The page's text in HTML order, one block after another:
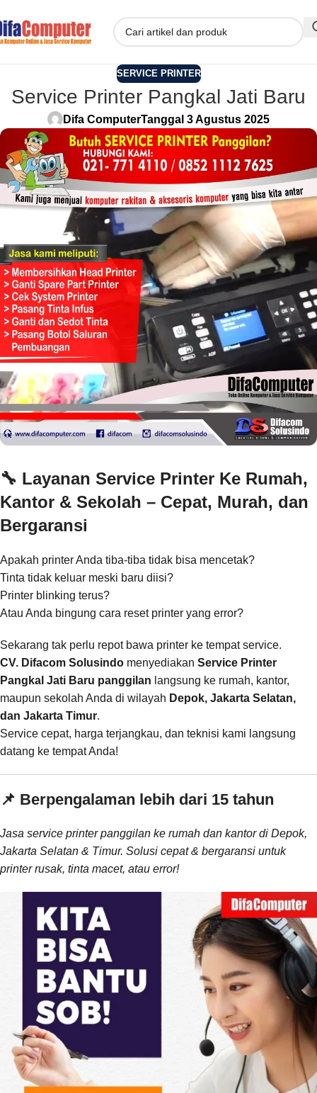
SERVICE PRINTER
Service Printer Pangkal Jati Baru
Difa ComputerTanggal 3 Agustus 2025
🔧 Layanan Service Printer Ke Rumah,
Kantor & Sekolah – Cepat, Murah, dan
Bergaransi
Apakah printer Anda tiba-tiba tidak bisa mencetak?
Tinta tidak keluar meski baru diisi?
Printer blinking terus?
Atau Anda bingung cara reset printer yang error?
Sekarang tak perlu repot bawa printer ke tempat service.
CV. Difacom Solusindo menyediakan Service Printer
Pangkal Jati Baru panggilan langsung ke rumah, kantor,
maupun sekolah Anda di wilayah Depok, Jakarta Selatan,
dan Jakarta Timur.
Service cepat, harga terjangkau, dan teknisi kami langsung
datang ke tempat Anda!
📌 Berpengalaman lebih dari 15 tahun
Jasa service printer panggilan ke rumah dan kantor di Depok,
Jakarta Selatan & Timur. Solusi cepat & bergaransi untuk
printer rusak, tinta macet, atau error!